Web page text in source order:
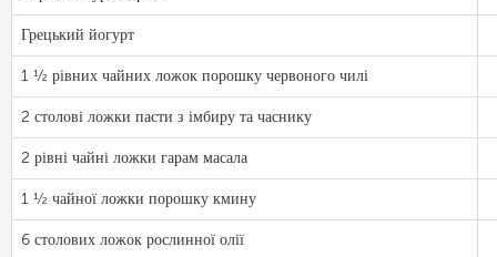
Грецький йогурт
1 ½ рівних чайних ложок порошку червоного чилі
2 столові ложки пасти з імбиру та часнику
2 рівні чайні ложки гарам масала
1 ½ чайної ложки порошку кмину
6 столових ложок рослинної олії